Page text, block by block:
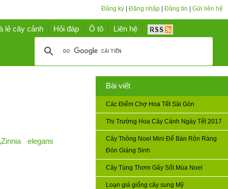
Đăng ký Đăng nhập Đăng tin Gửi liên hệ
lẻ cây cảnh Hỏi đáp Ô tô Liên hệ
Bài viết
Các Điểm Chợ Hoa Tết Sài Gòn
Thị Trường Hoa Cây Cảnh Ngày Tết 2017
Cây Thông Noel Mini Để Bàn Rộn Ràng
Đón Giáng Sinh
Cây Tùng Thơm Gây Sốt Mùa Noel
Loạn giá giống cây sung Mỹ
,Zinnia elegans